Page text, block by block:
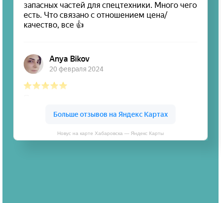
Новус на карте Хабаровска — Яндекс Карты